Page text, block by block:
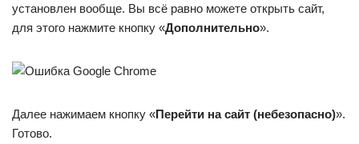
установлен вообще. Вы всё равно можете открыть сайт,
для этого нажмите кнопку «Дополнительно».
Далее нажимаем кнопку «Перейти на сайт (небезопасно)».
Готово.